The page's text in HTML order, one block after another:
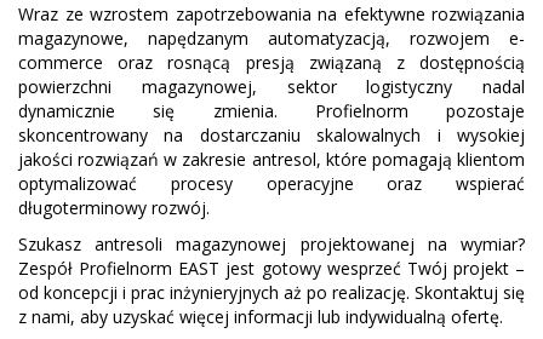
Wraz ze wzrostem zapotrzebowania na efektywne rozwiązania
magazynowe, napędzanym automatyzacją, rozwojem e-
commerce oraz rosnącą presją związaną z dostępnością
powierzchni magazynowej, sektor logistyczny nadal
dynamicznie się zmienia. Profielnorm pozostaje
skoncentrowany na dostarczaniu skalowalnych i wysokiej
jakości rozwiązań w zakresie antresol, które pomagają klientom
optymalizować procesy operacyjne oraz wspierać
długoterminowy rozwój.
Szukasz antresoli magazynowej projektowanej na wymiar?
Zespół Profielnorm EAST jest gotowy wesprzeć Twój projekt –
od koncepcji i prac inżynieryjnych aż po realizację. Skontaktuj się
z nami, aby uzyskać więcej informacji lub indywidualną ofertę.